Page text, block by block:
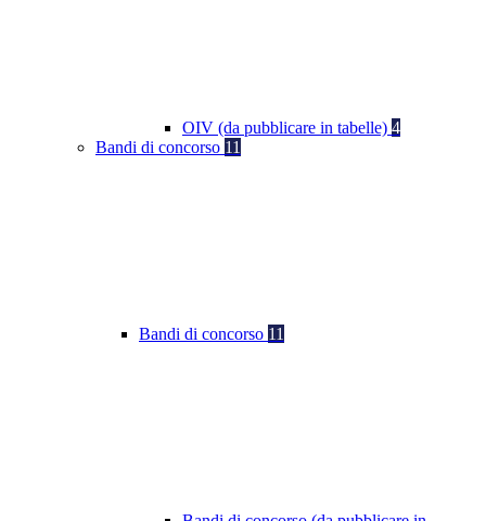
OIV (da pubblicare in tabelle) 4
Bandi di concorso 11
Bandi di concorso 11